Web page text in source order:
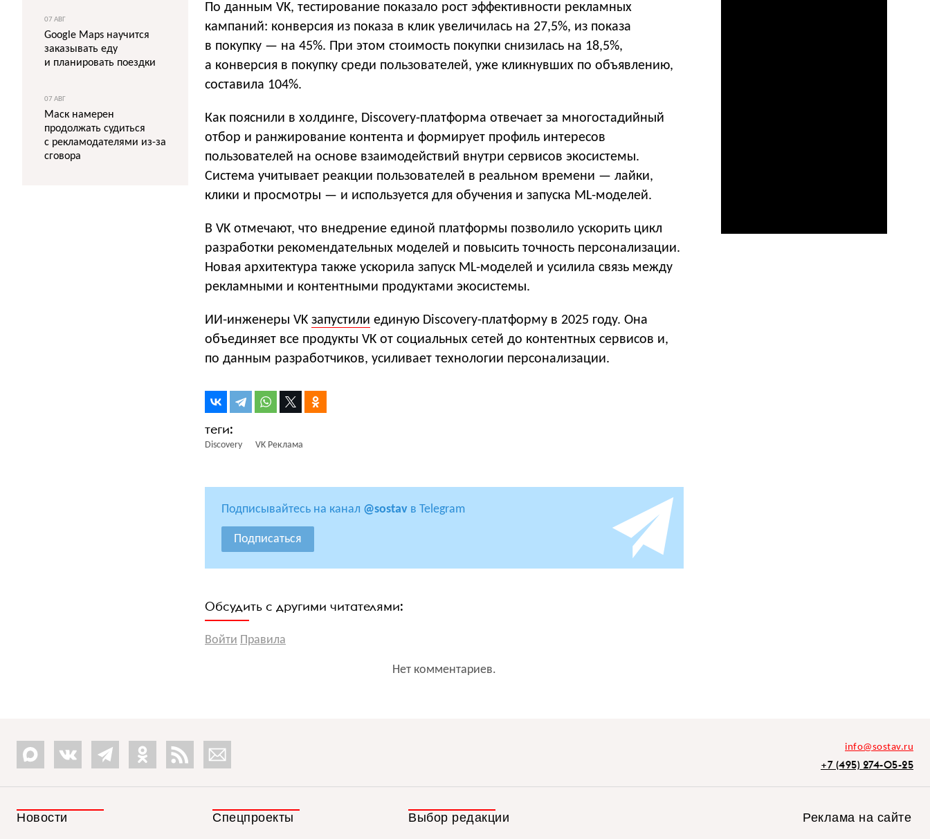
По данным VK, тестирование показало рост эффективности рекламных
кампаний: конверсия из показа в клик увеличилась на 27,5%, из показа
в покупку — на 45%. При этом стоимость покупки снизилась на 18,5%,
а конверсия в покупку среди пользователей, уже кликнувших по объявлению,
составила 104%.
Как пояснили в холдинге, Discovery-платформа отвечает за многостадийный
отбор и ранжирование контента и формирует профиль интересов
пользователей на основе взаимодействий внутри сервисов экосистемы.
Система учитывает реакции пользователей в реальном времени — лайки,
клики и просмотры — и используется для обучения и запуска ML-моделей.
В VK отмечают, что внедрение единой платформы позволило ускорить цикл
разработки рекомендательных моделей и повысить точность персонализации.
Новая архитектура также ускорила запуск ML-моделей и усилила связь между
рекламными и контентными продуктами экосистемы.
ИИ-инженеры VK запустили единую Discovery-платформу в 2025 году. Она
объединяет все продукты VK от социальных сетей до контентных сервисов и,
по данным разработчиков, усиливает технологии персонализации.
Discovery VK Реклама
Подписывайтесь на канал @sostav в Telegram
Подписаться
Обсудить с другими читателями:
Войти Правила
Нет комментариев.
07 АВГ
Google Maps научится
заказывать еду
и планировать поездки
07 АВГ
Маск намерен
продолжать судиться
с рекламодателями из-за
сговора
info@sostav.ru
+7 (495) 274-05-25
Новости Спецпроекты Выбор редакции Реклама на сайте